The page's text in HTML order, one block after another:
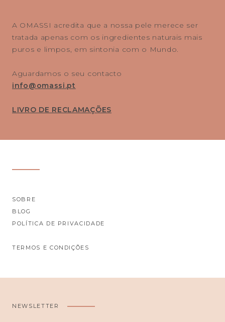
A OMASSI acredita que a nossa pele merece ser
tratada apenas com os ingredientes naturais mais
puros e limpos, em sintonia com o Mundo.
Aguardamos o seu contacto
info@omassi.pt
LIVRO DE RECLAMAÇÕES
SOBRE
BLOG
POLÍTICA DE PRIVACIDADE
TERMOS E CONDIÇÕES
NEWSLETTER